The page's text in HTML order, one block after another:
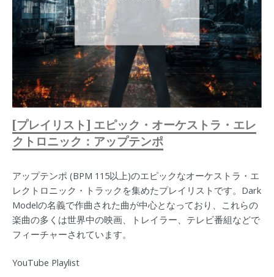
[プレイリスト] エピック・オーケストラ・エレ
クトロニック：アップテンポ
アップテンポ (BPM 115以上)のエピックなオーケストラ・エ
レクトロニック・トラックを集めたプレイリストです。Dark
Modelの名義で作曲された曲が中心となっており、これらの
楽曲の多くは世界中の映画、トレイラー、テレビ番組などで
フィーチャーされています。
YouTube Playlist